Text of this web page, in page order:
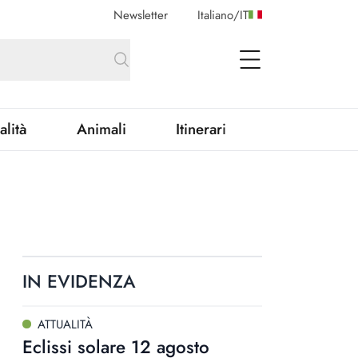
Newsletter Italiano/IT
open Menu
Animali Itinerari
IN EVIDENZA
ATTUALITÀ
Eclissi solare 12 agosto